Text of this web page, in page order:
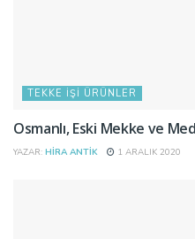
TEKKE İŞI ÜRÜNLER
Osmanlı, Eski Mekke ve
YAZAR: HIRA ANTIK 1 ARALIK 2020